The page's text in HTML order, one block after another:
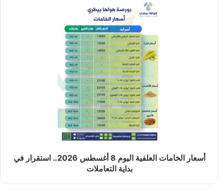
أسعار الخامات العلفية اليوم 8 أغسطس 2026.. استقرار في
بداية التعاملات